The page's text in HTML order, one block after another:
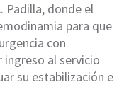
Padilla, donde el
para que
con
al servicio
su estabilización e